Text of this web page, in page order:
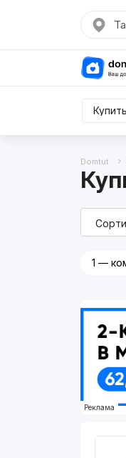
Купить
Купить
Domtut
1 —
Реклама